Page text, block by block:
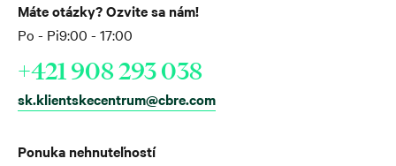
Ponuka nehnuteľností
Máte otázky? Ozvite sa nám!
Po - Pi9:00 - 17:00
+421 908 293 038
sk.klientskecentrum@cbre.com